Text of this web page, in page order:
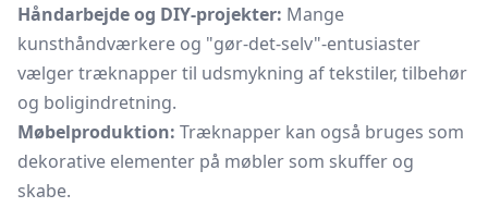
Håndarbejde og DIY-projekter: Mange
kunsthåndværkere og "gør-det-selv"-entusiaster
vælger træknapper til udsmykning af tekstiler, tilbehør
og boligindretning.
Møbelproduktion: Træknapper kan også bruges som
dekorative elementer på møbler som skuffer og
skabe.